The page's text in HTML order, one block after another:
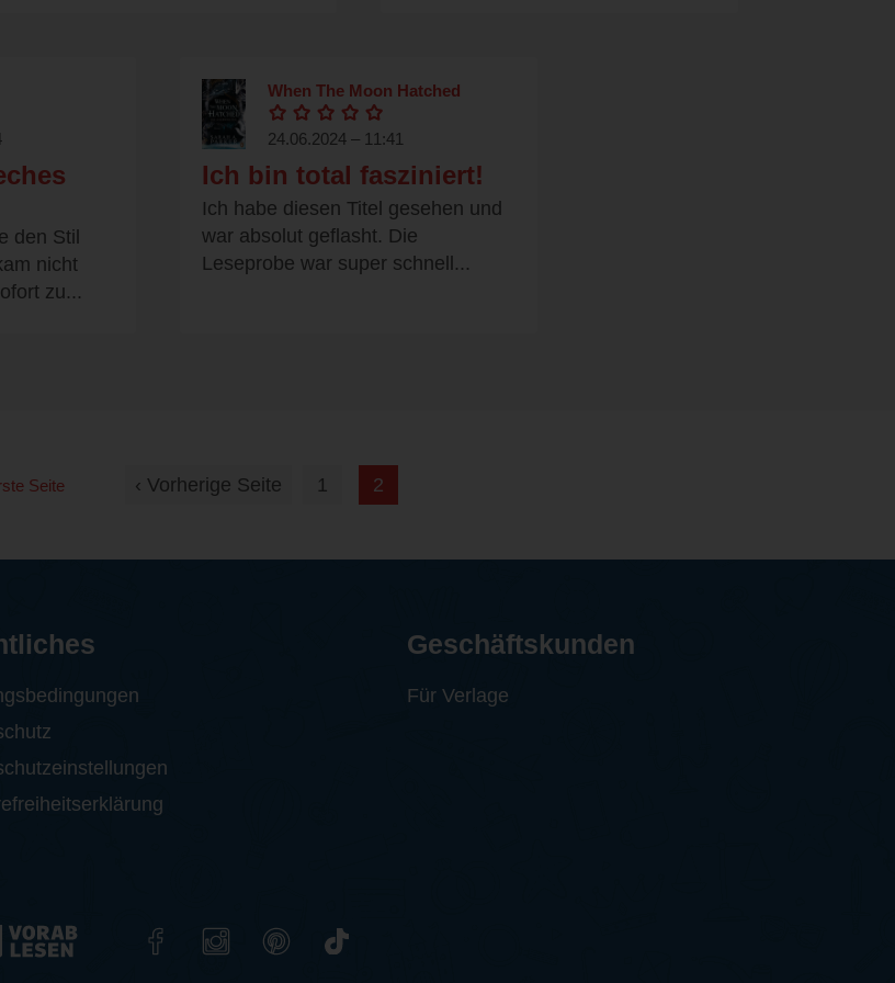
den Stil
nicht
zu...
When The Moon Hatched
24.06.2024 – 11:41
Ich bin total fasziniert!
Ich habe diesen Titel gesehen und
war absolut geflasht. Die
Leseprobe war super schnell...
Seite ‹ Vorherige Seite 1 2
Geschäftskunden
Für Verlage